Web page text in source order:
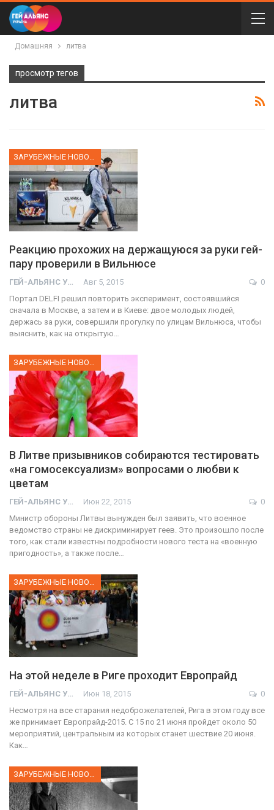
Домашняя литва
просмотр тегов
литва
Реакцию прохожих на держащуюся за руки гей-
пару проверили в Вильнюсе
ГЕЙ-АЛЬЯНС УКРАИНА Авг 5, 2015
0
Портал DELFI решил повторить эксперимент, состоявшийся
сначала в Москве, а затем и в Киеве: двое молодых людей,
держась за руки, совершили прогулку по улицам Вильнюса, чтобы
выяснить, как на открытую…
ЗАРУБЕЖНЫЕ НОВОСТИ
В Литве призывников собираются тестировать
«на гомосексуализм» вопросами о любви к
цветам
ГЕЙ-АЛЬЯНС УКРАИНА Июн 22, 2015
0
Министр обороны Литвы вынужден был заявить, что военное
ведомство страны не дискриминирует геев. Это произошло после
того, как стали известны подробности нового теста на «военную
пригодность», а также после…
ЗАРУБЕЖНЫЕ НОВОСТИ
На этой неделе в Риге проходит Европрайд
ГЕЙ-АЛЬЯНС УКРАИНА Июн 18, 2015
0
Несмотря на все старания недоброжелателей, Рига в этом году все
же принимает Европрайд-2015. С 15 по 21 июня пройдет около 50
мероприятий, центральным из которых станет шествие 20 июня.
Как…